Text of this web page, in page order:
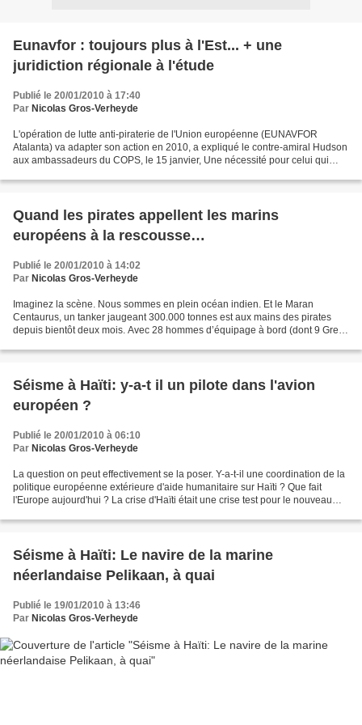
Eunavfor : toujours plus à l'Est... + une
juridiction régionale à l'étude
Publié le 20/01/2010 à 17:40
Par Nicolas Gros-Verheyde
L'opération de lutte anti-piraterie de l'Union européenne (EUNAVFOR
Atalanta) va adapter son action en 2010, a expliqué le contre-amiral Hudson
aux ambassadeurs du COPS, le 15 janvier, Une nécessité pour celui qui
Quand les pirates appellent les marins
européens à la rescousse…
Publié le 20/01/2010 à 14:02
Par Nicolas Gros-Verheyde
Imaginez la scène. Nous sommes en plein océan indien. Et le Maran
Centaurus, un tanker jaugeant 300.000 tonnes est aux mains des pirates
depuis bientôt deux mois. Avec 28 hommes d’équipage à bord (dont 9 Grecs
Séisme à Haïti: y-a-t il un pilote dans l'avion
européen ?
Publié le 20/01/2010 à 06:10
Par Nicolas Gros-Verheyde
La question on peut effectivement se la poser. Y-a-t-il une coordination de la
politique européenne extérieure d'aide humanitaire sur Haïti ? Que fait
l'Europe aujourd'hui ? La crise d'Haïti était une crise test pour le nouveau
Séisme à Haïti: Le navire de la marine
néerlandaise Pelikaan, à quai
Publié le 19/01/2010 à 13:46
Par Nicolas Gros-Verheyde